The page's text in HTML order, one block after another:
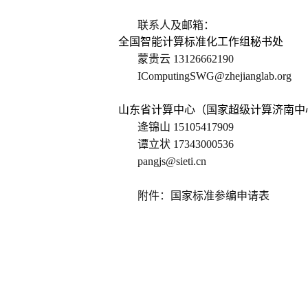
联系人及邮箱：
全国智能计算标准化工作组秘书处
蒙贵云 13126662190
IComputingSWG@zhejianglab.org
山东省计算中心 （国家超级计算济南
逄锦山 15105417909
谭立状 17343000536
pangjs@sieti.cn
附件：国家标准参编申请表